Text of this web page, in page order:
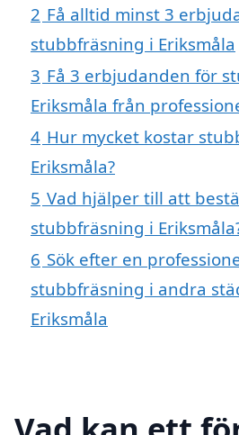
2 Få alltid minst 3
stubbfräsning i Eriksmåla
3 Få 3 erbjudanden för
Eriksmåla från
4 Hur mycket kostar
Eriksmåla?
5 Vad hjälper till att
stubbfräsning i
6 Sök efter en
stubbfräsning i andra
Eriksmåla